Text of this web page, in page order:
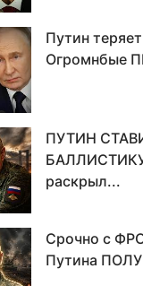
Путин
Огромнбые
ПУТИН
раскрыл...
Срочно с
Путина